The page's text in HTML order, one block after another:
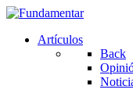
Artículos
Back